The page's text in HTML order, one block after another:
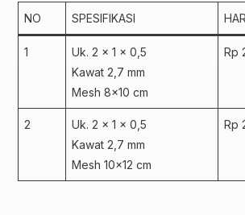
NO SPESIFIKASI
1
Uk. 2 x 1 x 0,5
Kawat 2,7 mm
Mesh 8×10 cm
Rp
2
Uk. 2 x 1 x 0,5
Kawat 2,7 mm
Mesh 10×12 cm
Rp